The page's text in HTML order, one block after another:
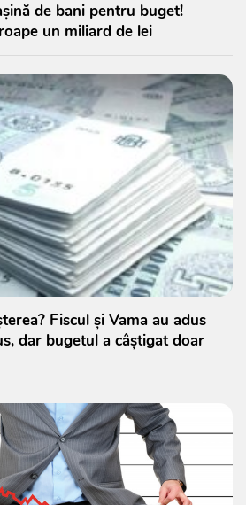
de bani pentru buget!
un miliard de lei
Fiscul și Vama au adus
dar bugetul a câștigat doar